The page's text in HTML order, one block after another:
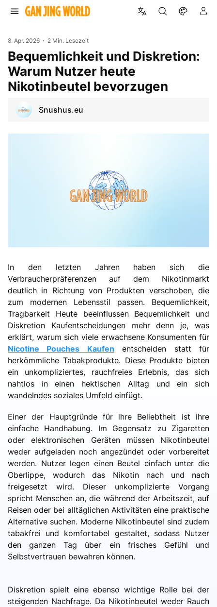
8. Apr. 2026 2 Min. Lesezeit
Bequemlichkeit und Diskretion:
Warum Nutzer heute
Nikotinbeutel bevorzugen
Snushus.eu
In den letzten Jahren haben sich die
Verbraucherpräferenzen auf dem Nikotinmarkt
deutlich in Richtung von Produkten verschoben, die
zum modernen Lebensstil passen. Bequemlichkeit,
Tragbarkeit Heute beeinflussen Bequemlichkeit und
Diskretion Kaufentscheidungen mehr denn je, was
erklärt, warum sich viele erwachsene Konsumenten für
Nicotine Pouches Kaufen entscheiden statt für
herkömmliche Tabakprodukte. Diese Produkte bieten
ein unkompliziertes, rauchfreies Erlebnis, das sich
nahtlos in einen hektischen Alltag und ein sich
wandelndes soziales Umfeld einfügt.
Einer der Hauptgründe für ihre Beliebtheit ist ihre
einfache Handhabung. Im Gegensatz zu Zigaretten
oder elektronischen Geräten müssen Nikotinbeutel
weder aufgeladen noch angezündet oder vorbereitet
werden. Nutzer legen einen Beutel einfach unter die
Oberlippe, wodurch das Nikotin nach und nach
freigesetzt wird. Dieser unkomplizierte Vorgang
spricht Menschen an, die während der Arbeitszeit, auf
Reisen oder bei alltäglichen Aktivitäten eine praktische
Alternative suchen. Moderne Nikotinbeutel sind zudem
tabakfrei und komfortabel gestaltet, sodass Nutzer
den ganzen Tag über ein frisches Gefühl und
Selbstvertrauen bewahren können.
Diskretion spielt eine ebenso wichtige Rolle bei der
steigenden Nachfrage. Da Nikotinbeutel weder Rauch